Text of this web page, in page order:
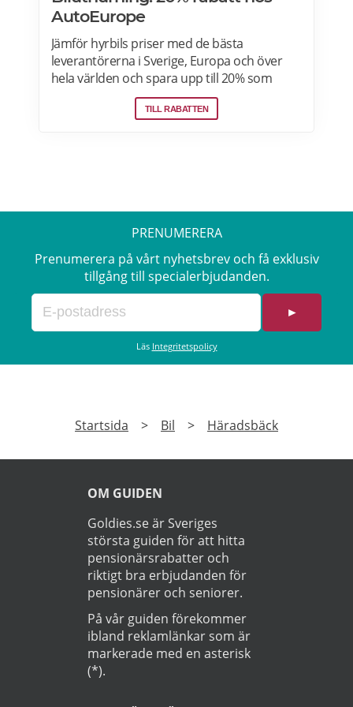
AutoEurope
Jämför hyrbils priser med de bästa
leverantörerna i Sverige, Europa och över
hela världen och spara upp till 20% som
medlem! Upptäck speciella priser på Auto
Europe hemsida!TILL RABATTEN
PRENUMERERA
Prenumerera på vårt nyhetsbrev och få exklusiv
tillgång till specialerbjudanden.
►
Läs Integritetspolicy
Startsida > Bil > Häradsbäck
OM GUIDEN
Goldies.se är Sveriges
största guiden för att hitta
pensionärsrabatter och
riktigt bra erbjudanden för
pensionärer och seniorer.
På vår guiden förekommer
ibland reklamlänkar som är
markerade med en asterisk
(*).